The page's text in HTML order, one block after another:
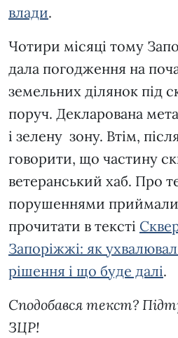
влади.
Чотири місяці тому
дала погодження на
земельних ділянок під
поруч. Декларована
і зелену зону. Втім,
говорити, що частину
ветеранський хаб. Про
порушеннями
прочитати в тексті
Запоріжжі: як
рішення і що буде далі.
Сподобався текст?
ЗЦР!